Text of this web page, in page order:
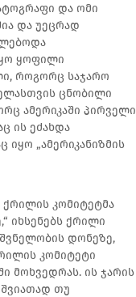
და ომი
და უეცრად
ყოფილი
როგორც საჯარო
ცნობილი
ამერიკაში პირველი
ის ეძახდა
იყო „ამერიკანიზმის
ქრილის კომიტეტმა
იხსენებს ქრილი
დონეზე,
კომიტეტი
მოხვედრას. ის ჯარის
თუ